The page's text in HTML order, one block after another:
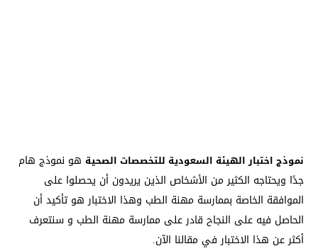
نموذج اختبار الهيئة السعودية للتخصصات الصحية هو نموذج هام
جدًا ويحتاجه الكثير من الأشخاص الذين يريدون أن يحصلوا على
الموافقة الخاصة بممارسة مهنة الطب وهذا الاختبار هو تأكيد أن
الحاصل فيه على النجاح قادر على ممارسة مهنة الطب و سنتعرف
أكثر عن هذا الاختبار في مقالنا الآن.